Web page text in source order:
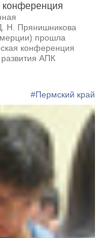
конференция
Н. Прянишникова
прошла
конференция
АПК
#Пермский край